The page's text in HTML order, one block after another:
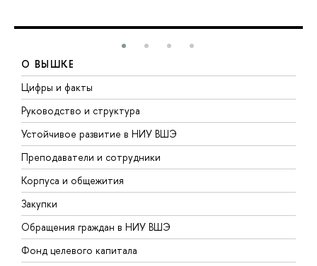
О ВЫШКЕ
Цифры и факты
Руководство и структура
Устойчивое развитие в НИУ ВШЭ
Преподаватели и сотрудники
Корпуса и общежития
Закупки
Обращения граждан в НИУ ВШЭ
Фонд целевого капитала